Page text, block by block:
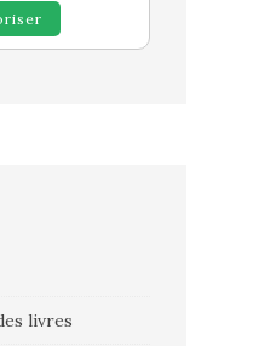
livres